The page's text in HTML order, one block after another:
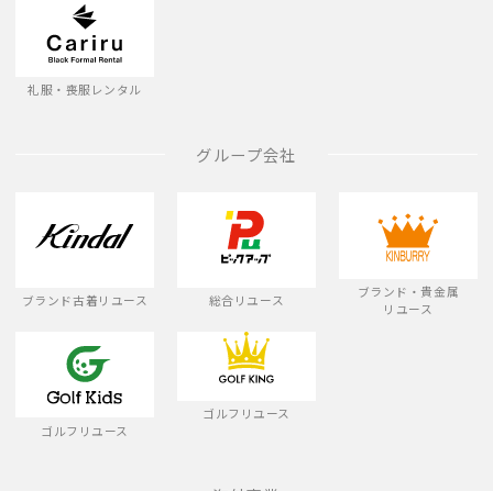
礼服・喪服レンタル
グループ会社
ブランド古着リユース 総合リユース
ブランド・貴金属
リユース
ゴルフリユース
ゴルフリユース